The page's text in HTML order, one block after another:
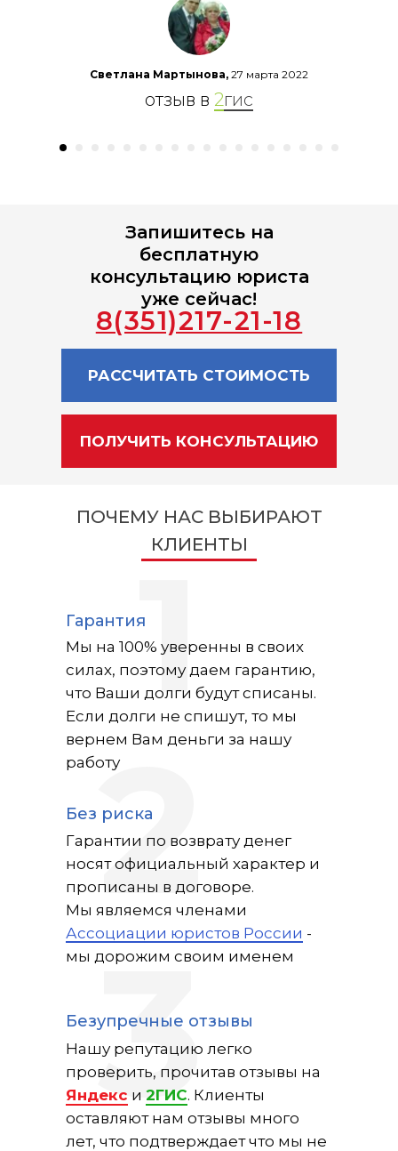
Светлана Мартынова, 27 марта 2022
отзыв в 2гис
Запишитесь на
бесплатную
консультацию юриста
уже сейчас!
8(351)217-21-18
РАССЧИТАТЬ СТОИМОСТЬ
ПОЛУЧИТЬ КОНСУЛЬТАЦИЮ
ПОЧЕМУ НАС ВЫБИРАЮТ
КЛИЕНТЫ
3
2
1
Гарантия
Без риска
Безупречные отзывы
Мы на 100% уверенны в своих
силах, поэтому даем гарантию,
что Ваши долги будут списаны.
Если долги не спишут, то мы
вернем Вам деньги за нашу
работу
Гарантии по возврату денег
носят официальный характер и
прописаны в договоре.
Мы являемся членами
Ассоциации юристов России -
мы дорожим своим именем
Нашу репутацию легко
проверить, прочитав отзывы на
Яндекс и 2ГИС. Клиенты
оставляют нам отзывы много
лет, что подтверждает что мы не